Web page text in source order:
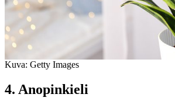
Kuva: Getty Images
4. Anopinkieli